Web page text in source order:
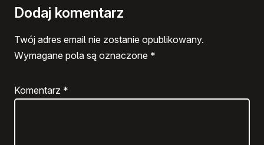
Dodaj komentarz
Twój adres email nie zostanie opublikowany.
Wymagane pola są oznaczone *
Komentarz *